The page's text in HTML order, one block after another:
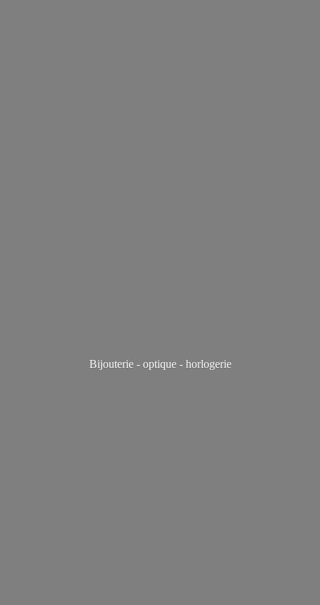
Bijouterie - optique - horlogerie